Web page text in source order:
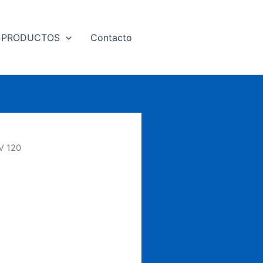
PRODUCTOS Contacto
120